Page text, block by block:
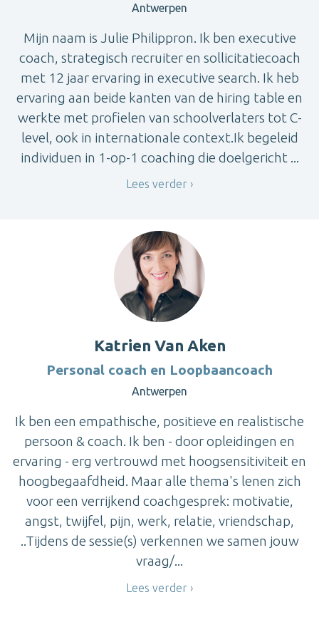
Antwerpen
Mijn naam is Julie Philippron. Ik ben executive
coach, strategisch recruiter en sollicitatiecoach
met 12 jaar ervaring in executive search. Ik heb
ervaring aan beide kanten van de hiring table en
werkte met profielen van schoolverlaters tot C-
level, ook in internationale context.Ik begeleid
individuen in 1-op-1 coaching die doelgericht ...
Lees verder
Katrien Van Aken
Personal coach en Loopbaancoach
Antwerpen
Ik ben een empathische, positieve en realistische
persoon & coach. Ik ben - door opleidingen en
ervaring - erg vertrouwd met hoogsensitiviteit en
hoogbegaafdheid. Maar alle thema's lenen zich
voor een verrijkend coachgesprek: motivatie,
angst, twijfel, pijn, werk, relatie, vriendschap,
..Tijdens de sessie(s) verkennen we samen jouw
vraag/...
Lees verder